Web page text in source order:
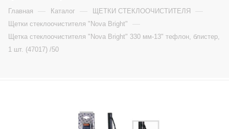
Главная — Каталог — ЩЕТКИ СТЕКЛООЧИСТИТЕЛЯ —
Щетки стеклоочистителя "Nova Bright" —
Щетка стеклоочистителя "Nova Bright" 330 мм-13" тефлон, блистер,
1 шт. (47017) /50